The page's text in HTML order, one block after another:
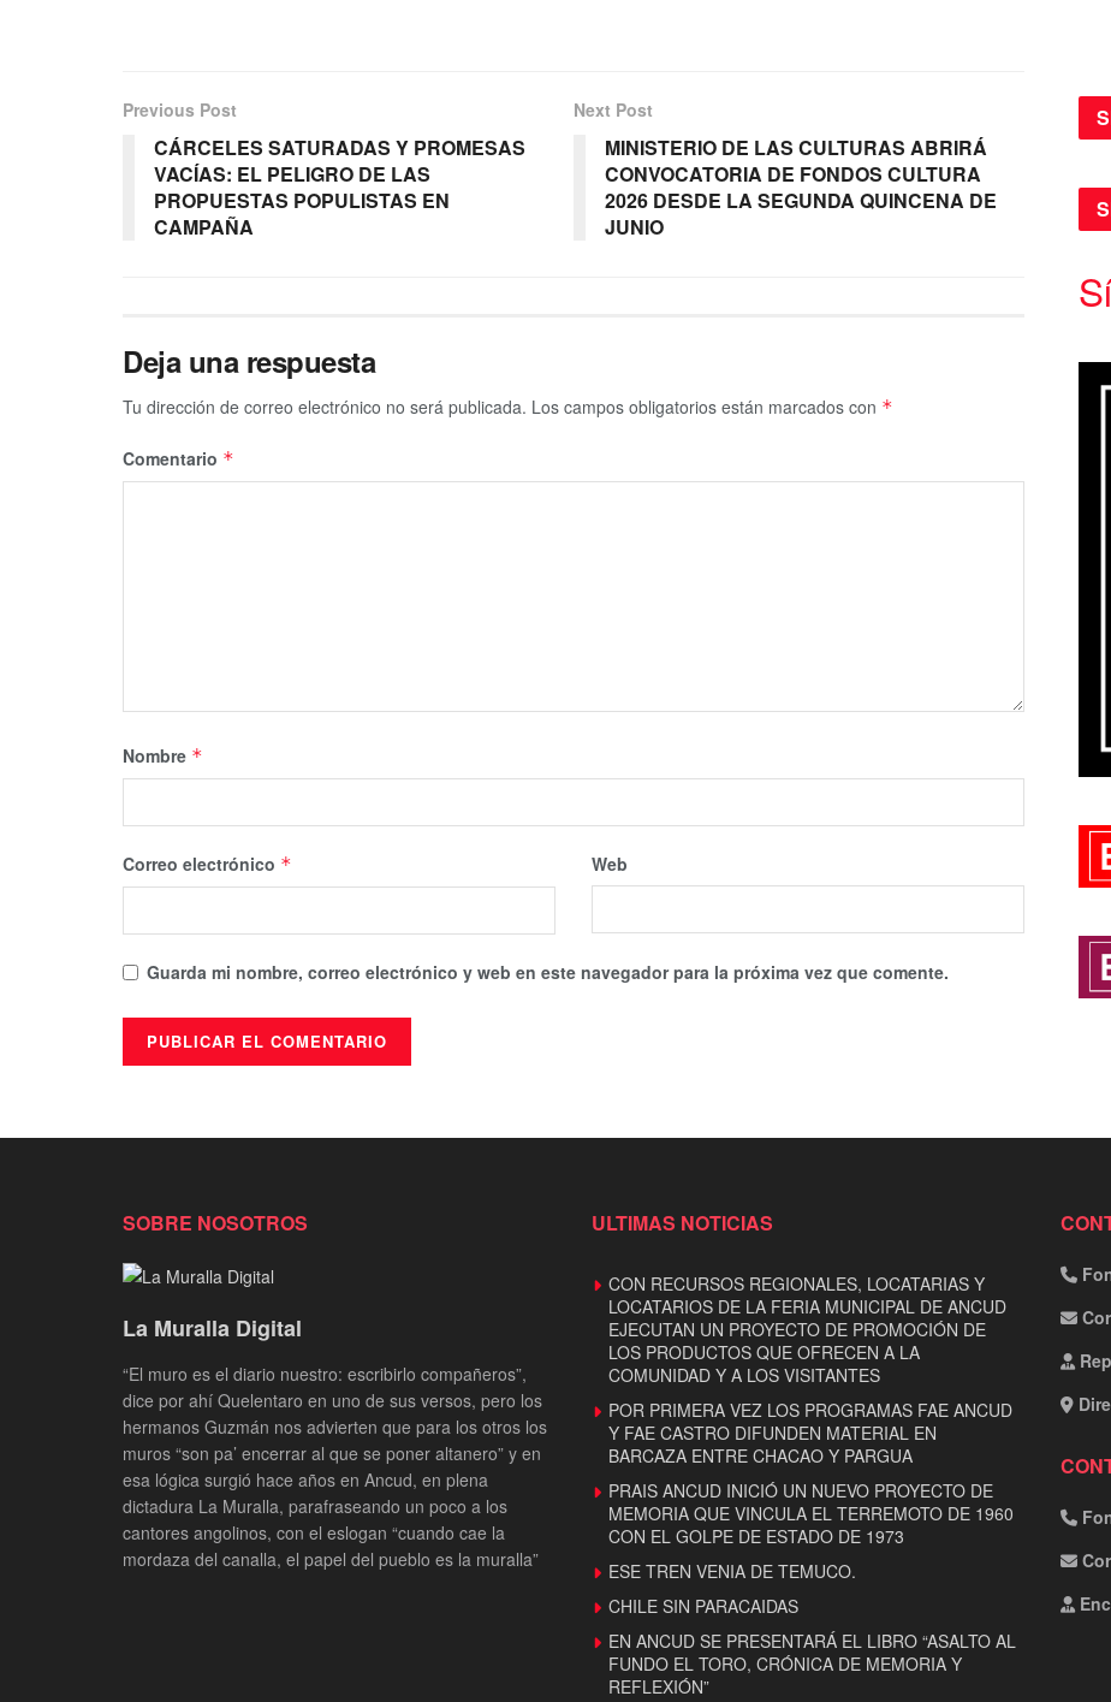
Previous Post
CÁRCELES SATURADAS Y PROMESAS
VACÍAS: EL PELIGRO DE LAS
PROPUESTAS POPULISTAS EN
CAMPAÑA
Next Post
MINISTERIO DE LAS CULTURAS ABRIRÁ
CONVOCATORIA DE FONDOS CULTURA
2026 DESDE LA SEGUNDA QUINCENA DE
JUNIO
Deja una respuesta
Tu dirección de correo electrónico no será publicada. Los campos obligatorios están marcados con *
Comentario *
Nombre *
Correo electrónico * Web
Guarda mi nombre, correo electrónico y web en este navegador para la próxima vez que comente.
SOBRE NOSOTROS
La Muralla Digital
“El muro es el diario nuestro: escribirlo compañeros”,
dice por ahí Quelentaro en uno de sus versos, pero los
hermanos Guzmán nos advierten que para los otros los
muros “son pa’ encerrar al que se poner altanero” y en
esa lógica surgió hace años en Ancud, en plena
dictadura La Muralla, parafraseando un poco a los
cantores angolinos, con el eslogan “cuando cae la
mordaza del canalla, el papel del pueblo es la muralla”
ULTIMAS NOTICIAS
CON RECURSOS REGIONALES, LOCATARIAS Y
LOCATARIOS DE LA FERIA MUNICIPAL DE ANCUD
EJECUTAN UN PROYECTO DE PROMOCIÓN DE
LOS PRODUCTOS QUE OFRECEN A LA
COMUNIDAD Y A LOS VISITANTES
POR PRIMERA VEZ LOS PROGRAMAS FAE ANCUD
Y FAE CASTRO DIFUNDEN MATERIAL EN
BARCAZA ENTRE CHACAO Y PARGUA
PRAIS ANCUD INICIÓ UN NUEVO PROYECTO DE
MEMORIA QUE VINCULA EL TERREMOTO DE 1960
CON EL GOLPE DE ESTADO DE 1973
ESE TREN VENIA DE TEMUCO.
CHILE SIN PARACAIDAS
EN ANCUD SE PRESENTARÁ EL LIBRO “ASALTO AL
FUNDO EL TORO, CRÓNICA DE MEMORIA Y
REFLEXIÓN”